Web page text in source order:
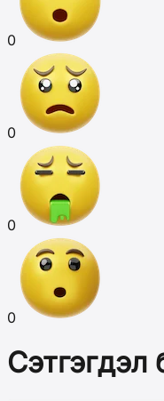
0
0
0
0
Сэтгэгдэл